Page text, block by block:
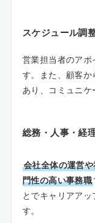
スケジュール調
営業担当者のアポ
す。また、顧客か
あり、コミュニケ
総務・人事・経
会社全体の運営
門性の高い事務職
とでキャリアア
す。